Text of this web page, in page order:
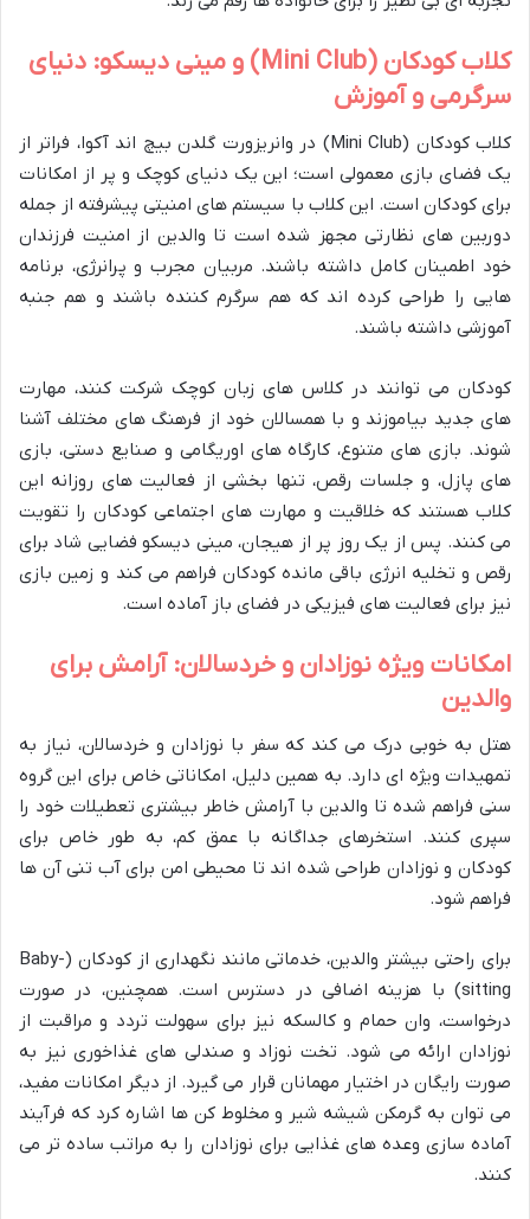
کلاب کودکان (Mini Club) و مینی دیسکو: دنیای
سرگرمی و آموزش
کلاب کودکان (Mini Club) در وانریزورت گلدن بیچ اند آکوا، فراتر از
یک فضای بازی معمولی است؛ این یک دنیای کوچک و پر از امکانات
برای کودکان است. این کلاب با سیستم های امنیتی پیشرفته از جمله
دوربین های نظارتی مجهز شده است تا والدین از امنیت فرزندان
خود اطمینان کامل داشته باشند. مربیان مجرب و پرانرژی، برنامه
هایی را طراحی کرده اند که هم سرگرم کننده باشند و هم جنبه
آموزشی داشته باشند.
کودکان می توانند در کلاس های زبان کوچک شرکت کنند، مهارت
های جدید بیاموزند و با همسالان خود از فرهنگ های مختلف آشنا
شوند. بازی های متنوع، کارگاه های اوریگامی و صنایع دستی، بازی
های پازل، و جلسات رقص، تنها بخشی از فعالیت های روزانه این
کلاب هستند که خلاقیت و مهارت های اجتماعی کودکان را تقویت
می کنند. پس از یک روز پر از هیجان، مینی دیسکو فضایی شاد برای
رقص و تخلیه انرژی باقی مانده کودکان فراهم می کند و زمین بازی
نیز برای فعالیت های فیزیکی در فضای باز آماده است.
امکانات ویژه نوزادان و خردسالان: آرامش برای
والدین
هتل به خوبی درک می کند که سفر با نوزادان و خردسالان، نیاز به
تمهیدات ویژه ای دارد. به همین دلیل، امکاناتی خاص برای این گروه
سنی فراهم شده تا والدین با آرامش خاطر بیشتری تعطیلات خود را
سپری کنند. استخرهای جداگانه با عمق کم، به طور خاص برای
کودکان و نوزادان طراحی شده اند تا محیطی امن برای آب تنی آن ها
فراهم شود.
برای راحتی بیشتر والدین، خدماتی مانند نگهداری از کودکان (Baby-
sitting) با هزینه اضافی در دسترس است. همچنین، در صورت
درخواست، وان حمام و کالسکه نیز برای سهولت تردد و مراقبت از
نوزادان ارائه می شود. تخت نوزاد و صندلی های غذاخوری نیز به
صورت رایگان در اختیار مهمانان قرار می گیرد. از دیگر امکانات مفید،
می توان به گرمکن شیشه شیر و مخلوط کن ها اشاره کرد که فرآیند
آماده سازی وعده های غذایی برای نوزادان را به مراتب ساده تر می
کنند.